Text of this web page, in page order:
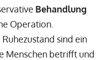
Behandlung
Operation.
Ruhezustand sind ein
Menschen betrifft und